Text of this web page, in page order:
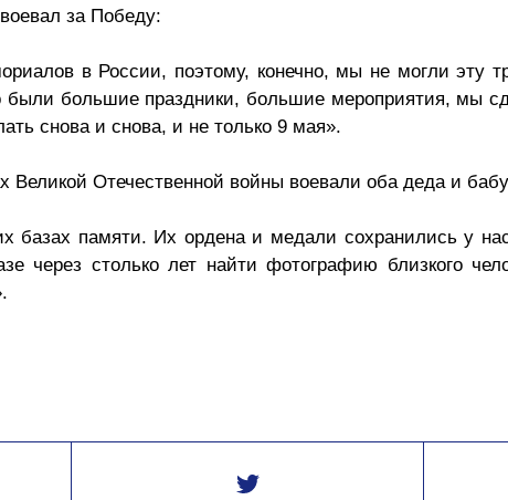
за Победу:
в России, поэтому, конечно, мы не могли эту
были большие праздники, большие мероприятия, мы
снова и снова, и не только 9 мая».
Великой Отечественной войны воевали оба деда и
базах памяти. Их ордена и медали сохранились у
через столько лет найти фотографию близкого